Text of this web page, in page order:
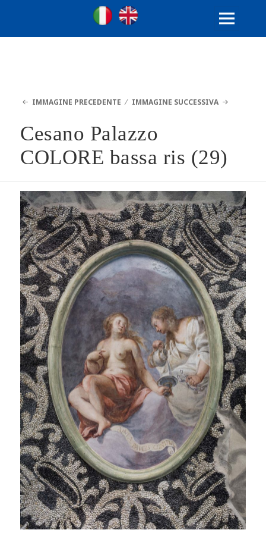
Ville Gentilizie Lombarde
Ita
MENU
IMMAGINE PRECEDENTE IMMAGINE SUCCESSIVA
Cesano Palazzo
COLORE bassa ris (29)